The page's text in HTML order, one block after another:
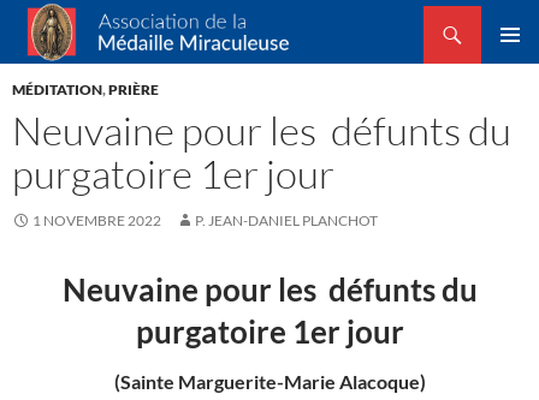
Association de la Médaille Miraculeuse
Recherche
ALLER
AU
MÉDITATION,PRIÈRE
Neuvaine pour les défunts du
purgatoire 1er jour
1 NOVEMBRE 2022 P. JEAN-DANIEL PLANCHOT
Neuvaine pour les défuntsdu
purgatoire 1er jour
(Sainte Marguerite-Marie Alacoque)